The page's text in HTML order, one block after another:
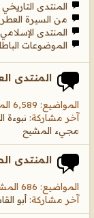
المنتدى التاريخي
من السيرة
المنتدى الإسلامي
الموضوعات
المنتدى
المواضيع: 6,589 المشاركات: 52,552
آخر مشاركة: نبوءة
مجيء المشيح
المنتدى
المواضيع: 686 المشاركات: 4,102
آخر مشاركة: أبو